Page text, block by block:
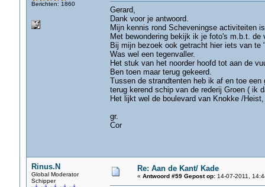
Berichten: 1860
Gerard,
Dank voor je antwoord.
Mijn kennis rond Scheveningse activiteiten
Met bewondering bekijk ik je foto's m.b.t. de
Bij mijn bezoek ook getracht hier iets van te
Was wel een tegenvaller.
Het stuk van het noorder hoofd tot aan de
Ben toen maar terug gekeerd.
Tussen de strandtenten heb ik af en toe
terug kerend schip van de rederij Groen ( ik
Het lijkt wel de boulevard van Knokke /
gr.
Cor
Rinus.N
Global Moderator
Schipper
Re: Aan de Kant/ Kade
« Antwoord #59 Gepost op:14-07-2011,